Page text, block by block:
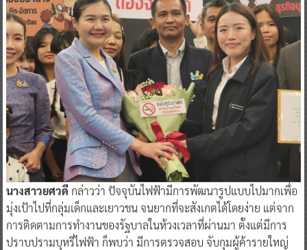
นางสาวยศวดี กล่าวว่า ปัจจุบันไฟฟ้ามีการพัฒนารูปแบบไปมากเพื่อ
มุ่งเป้าไปที่กลุ่มเด็กและเยาวชน จนยากที่จะสังเกตได้โดยง่าย แต่จาก
การติดตามการทำงานของรัฐบาลในห้วงเวลาที่ผ่านมา ตั้งแต่มีการ
ปราบปรามบุหรี่ไฟฟ้า ก็พบว่า มีการตรวจสอบ จับกุมผู้ค้ารายใหญ่